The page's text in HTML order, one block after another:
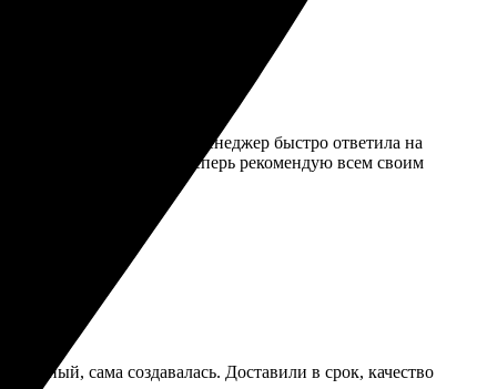
простым и удобным. Менеджер быстро ответила на
четкие и яркие. Теперь рекомендую всем своим
сама создавалась. Доставили в срок, качество